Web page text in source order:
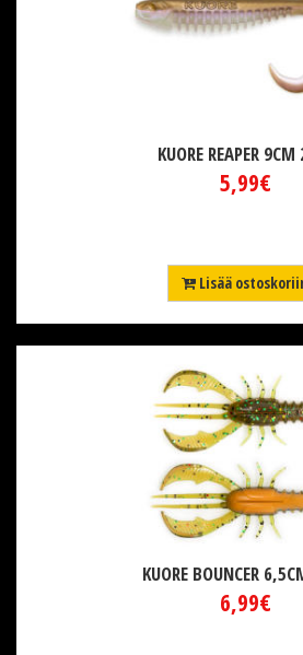
KUORE REAPER 9CM
5,99€
Lisää
KUORE BOUNCER
6,99€